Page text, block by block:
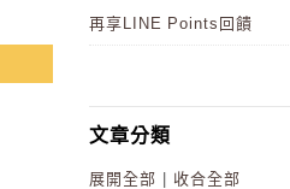
再享LINE Points回饋
文章分類
展開全部
收合全部